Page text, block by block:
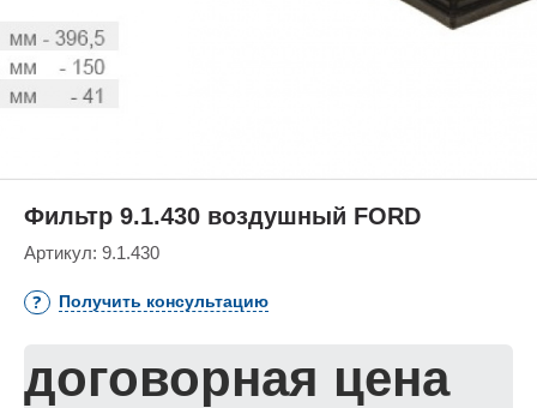
Фильтр 9.1.430 воздушный FORD
Артикул: 9.1.430
Получить консультацию
договорная цена